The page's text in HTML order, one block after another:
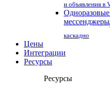
и объявления в
мессенджеры
каскадно
Цены
Интеграции
Ресурсы
Ресурсы